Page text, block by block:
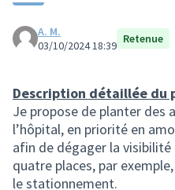
A. M.
03/10/2024 18:39 Retenue
Description détaillée du
Je propose de planter des
l’hôpital, en priorité en
afin de dégager la
quatre places, par
le stationnement.